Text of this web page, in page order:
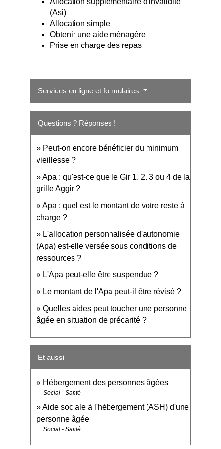
(Asi)
Allocation simple
Obtenir une aide ménagère
Prise en charge des repas
Services en ligne et formulaires
Questions ? Réponses !
Peut-on encore bénéficier du minimum
vieillesse ?
Apa : qu'est-ce que le Gir 1, 2, 3 ou 4 de la
grille Aggir ?
Apa : quel est le montant de votre reste à
charge ?
L'allocation personnalisée d'autonomie
(Apa) est-elle versée sous conditions de
ressources ?
L'Apa peut-elle être suspendue ?
Le montant de l'Apa peut-il être révisé ?
Quelles aides peut toucher une personne
âgée en situation de précarité ?
Et aussi
Hébergement des personnes âgées
Social - Santé
Aide sociale à l'hébergement (ASH) d'une
personne âgée
Social - Santé